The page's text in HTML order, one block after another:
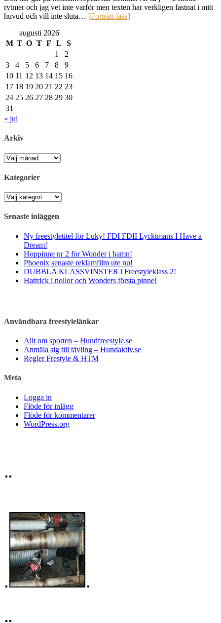
rytmer och jag vet inte varför men texten har verkligen fastnat i mitt
huvud och vill inte sluta… [Fortsätt läsa]
augusti 2026
M T O T F L
S
1
2
3
4 5 6 7 8
9
10 11 12 13 14 15 16
17 18 19 20 21 22 23
24 25 26 27 28 29 30
31
« jul
Arkiv
Arkiv
Kategorier
Kategorier
Senaste inläggen
Ny freestyletitel för Luky! FDI FDII Lycktmans I Have a
Dream!
Hoppinne nr 2 för Wonder i hamn!
Phoenix senaste reklamfilm ute nu!
DUBBLA KLASSVINSTER i Freestyleklass 2!
Hattrick i nollor och Wonders första pinne!
Användbara freestylelänkar
Allt om sporten – Hundfreestyle.se
Anmäla sig till tävling – Hundaktiv.se
Regler Frestyle & HTM
Meta
Logga in
Flöde för inlägg
Flöde för kommentarer
WordPress.org